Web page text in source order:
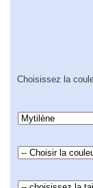
Choisissez la